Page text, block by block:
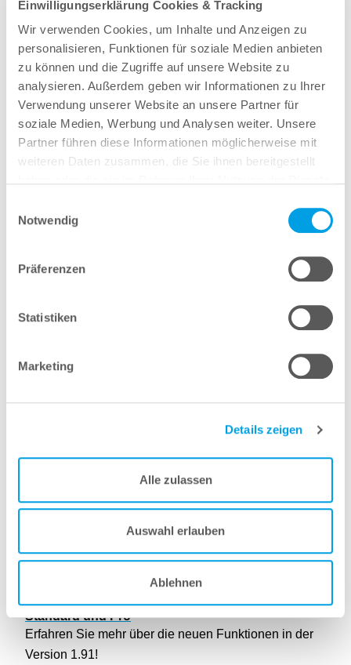
Einwilligungserklärung Cookies & Tracking
Wir verwenden Cookies, um Inhalte und Anzeigen zu
personalisieren, Funktionen für soziale Medien anbieten
zu können und die Zugriffe auf unsere Website zu
analysieren. Außerdem geben wir Informationen zu Ihrer
Verwendung unserer Website an unsere Partner für
soziale Medien, Werbung und Analysen weiter. Unsere
Partner führen diese Informationen möglicherweise mit
weiteren Daten zusammen, die Sie ihnen bereitgestellt
Notwendig
Präferenzen
Statistiken
Marketing
Details zeigen
Alle zulassen
Auswahl erlauben
Ablehnen
weitere News
Standard und Pro
Erfahren Sie mehr über die neuen Funktionen in der
Version 1.91!